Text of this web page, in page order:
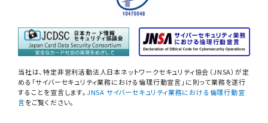
自己問診型 個人情報に関わる
情報セキュリティアセスメント
情報セキュリティ
自己点検アンケートサービス
NIST SP800-171 サプライチェーン
情報セキュリティアセスメント
当社は、特定非営利活動法人日本ネットワークセキュリティ協会（JNSA）が定
める「サイバーセキュリティ業務における倫理行動宣言」に則って業務を遂行
することを宣言します。JNSA サイバーセキュリティ業務における倫理行動宣
言をご覧ください。